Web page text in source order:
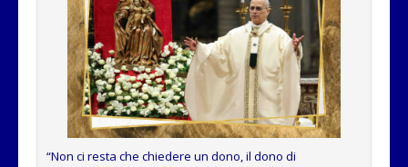
“Non ci resta che chiedere un dono, il dono di